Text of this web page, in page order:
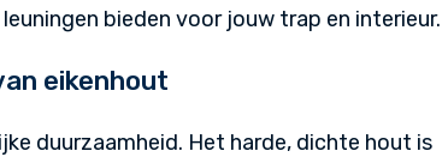
bieden voor jouw trap en interieur.
eikenhout
duurzaamheid. Het harde, dichte hout is